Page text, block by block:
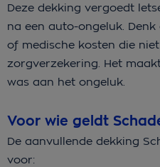
Deze dekking vergoedt
na een auto-ongeluk.
of medische kosten die
zorgverzekering. Het
was aan het ongeluk.
Voor wie geldt
De aanvullende dekking
voor: